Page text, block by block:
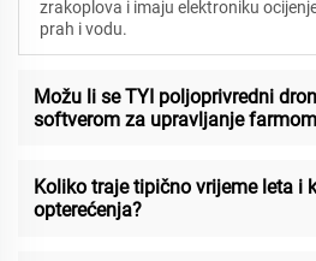
zrakoplova i imaju elektroniku
prah i vodu.
Možu li se TYI poljoprivredni
softverom za upravljanje
Koliko traje tipično vrijeme leta i
opterećenja?